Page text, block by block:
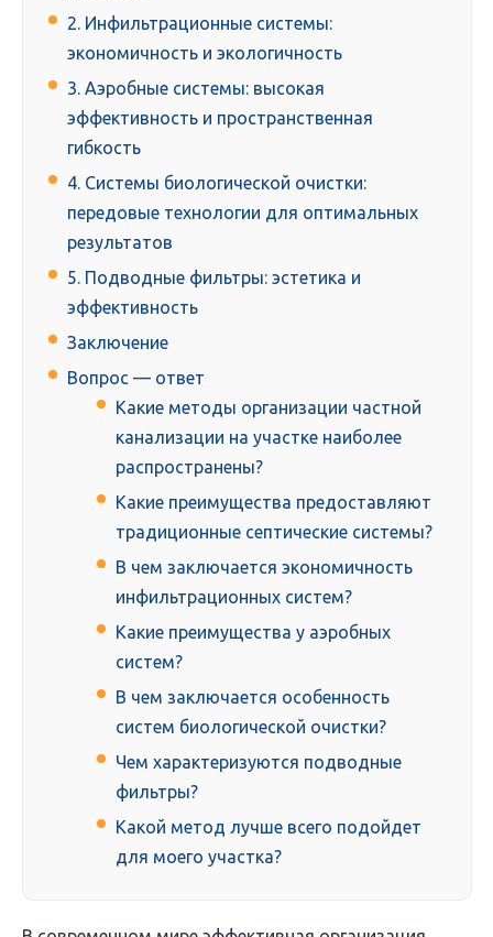
2. Инфильтрационные системы:
экономичность и экологичность
3. Аэробные системы: высокая
эффективность и пространственная
гибкость
4. Системы биологической очистки:
передовые технологии для оптимальных
результатов
5. Подводные фильтры: эстетика и
эффективность
Заключение
Вопрос — ответ
Какие методы организации частной
канализации на участке наиболее
распространены?
Какие преимущества предоставляют
традиционные септические системы?
В чем заключается экономичность
инфильтрационных систем?
Какие преимущества у аэробных
систем?
В чем заключается особенность
систем биологической очистки?
Чем характеризуются подводные
фильтры?
Какой метод лучше всего подойдет
для моего участка?